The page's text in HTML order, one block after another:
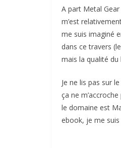
A part Metal
m’est
me suis imaginé
dans ce travers
mais la qualité du
Je ne lis pas sur
ça ne
le domaine est
ebook, je me suis